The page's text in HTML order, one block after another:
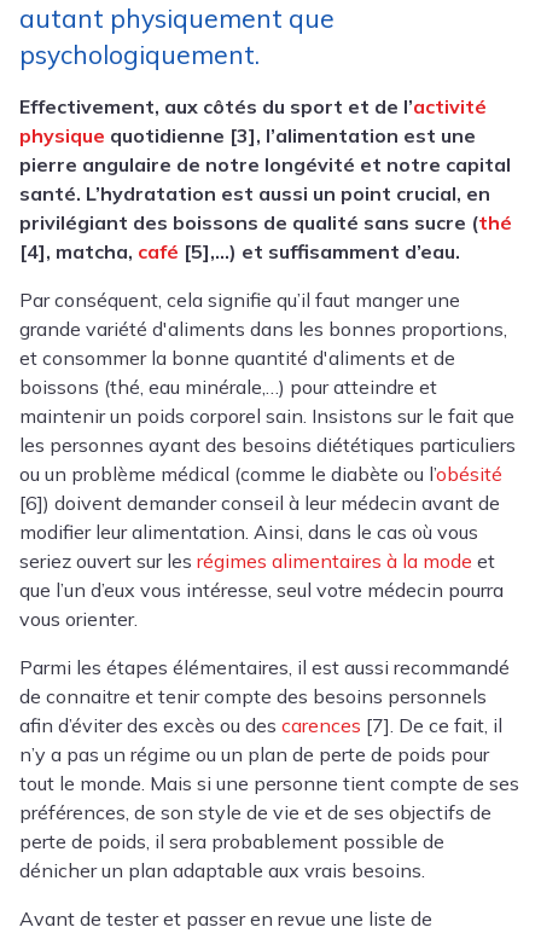
autant physiquement que
psychologiquement.
Effectivement, aux côtés du sport et de l’activité
physique quotidienne [3], l’alimentation est une
pierre angulaire de notre longévité et notre capital
santé. L’hydratation est aussi un point crucial, en
privilégiant des boissons de qualité sans sucre (thé
[4], matcha, café [5],…) et suffisamment d’eau.
Par conséquent, cela signifie qu’il faut manger une
grande variété d'aliments dans les bonnes proportions,
et consommer la bonne quantité d'aliments et de
boissons (thé, eau minérale,…) pour atteindre et
maintenir un poids corporel sain. Insistons sur le fait que
les personnes ayant des besoins diététiques particuliers
ou un problème médical (comme le diabète ou l’obésité
[6]) doivent demander conseil à leur médecin avant de
modifier leur alimentation. Ainsi, dans le cas où vous
seriez ouvert sur les régimes alimentaires à la mode et
que l’un d’eux vous intéresse, seul votre médecin pourra
vous orienter.
Parmi les étapes élémentaires, il est aussi recommandé
de connaitre et tenir compte des besoins personnels
afin d’éviter des excès ou des carences [7]. De ce fait, il
n’y a pas un régime ou un plan de perte de poids pour
tout le monde. Mais si une personne tient compte de ses
préférences, de son style de vie et de ses objectifs de
perte de poids, il sera probablement possible de
dénicher un plan adaptable aux vrais besoins.
Avant de tester et passer en revue une liste de